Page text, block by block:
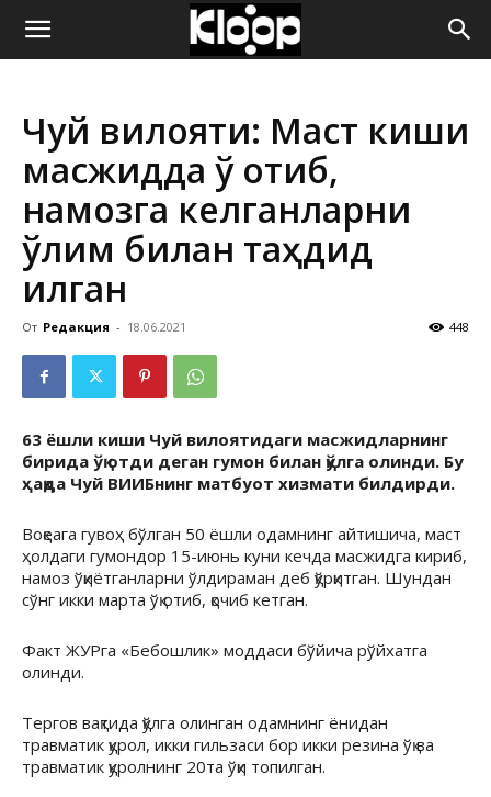
ҚИРҒИЗИСТОН
ЯНГИЛИКЛАРИ
Чуй вилояти: Маст киши
масжидда ўқ отиб,
намозга келганларни
ўлим билан таҳдид
қилган
От Редакция - 18.06.2021 448
63 ёшли киши Чуй вилоятидаги масжидларнинг
бирида ўқ отди деган гумон билан қўлга олинди. Бу
ҳақда Чуй ВИИБнинг матбуот хизмати билдирди.
Воқеага гувоҳ бўлган 50 ёшли одамнинг айтишича, маст
ҳолдаги гумондор 15-июнь куни кечда масжидга кириб,
намоз ўқиётганларни ўлдираман деб қўрқитган. Шундан
сўнг икки марта ўқ отиб, қочиб кетган.
Факт ЖУРга «Бебошлик» моддаси бўйича рўйхатга
олинди.
Тергов вақтида қўлга олинган одамнинг ёнидан
травматик қурол, икки гильзаси бор икки резина ўқ ва
травматик қуролнинг 20та ўқи топилган.